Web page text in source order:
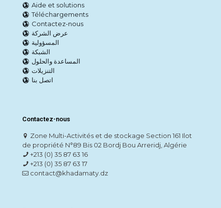
Aide et solutions
Téléchargements
Contactez-nous
عرض الشركة
المسؤولية
الشبكة
المساعدة والحلول
التنزيلات
اتصل بنا
Contactez-nous
Zone Multi-Activités et de stockage Section 161 Ilot
de propriété N°89 Bis 02 Bordj Bou Arreridj, Algérie
+213 (0) 35 87 63 16
+213 (0) 35 87 63 17
contact@khadamaty.dz